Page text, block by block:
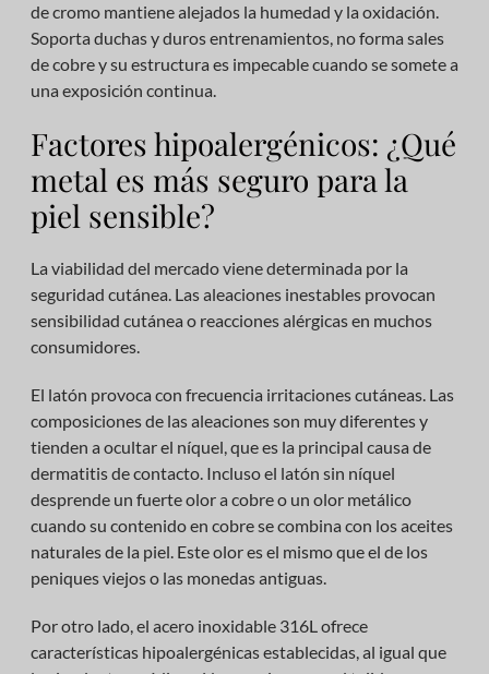
de cromo mantiene alejados la humedad y la oxidación.
Soporta duchas y duros entrenamientos, no forma sales
de cobre y su estructura es impecable cuando se somete a
una exposición continua.
Factores hipoalergénicos: ¿Qué
metal es más seguro para la
piel sensible?
La viabilidad del mercado viene determinada por la
seguridad cutánea. Las aleaciones inestables provocan
sensibilidad cutánea o reacciones alérgicas en muchos
consumidores.
El latón provoca con frecuencia irritaciones cutáneas. Las
composiciones de las aleaciones son muy diferentes y
tienden a ocultar el níquel, que es la principal causa de
dermatitis de contacto. Incluso el latón sin níquel
desprende un fuerte olor a cobre o un olor metálico
cuando su contenido en cobre se combina con los aceites
naturales de la piel. Este olor es el mismo que el de los
peniques viejos o las monedas antiguas.
Por otro lado, el acero inoxidable 316L ofrece
características hipoalergénicas establecidas, al igual que